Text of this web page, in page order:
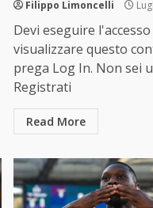
Filippo Limoncelli
Devi eseguire
visualizzare questo
prega Log In. Non sei
Registrati
Read More